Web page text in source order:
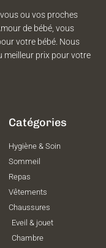
ou vos proches
de bébé, vous
votre bébé. Nous
meilleur prix pour votre
Catégories
Hygiène & Soin
Sommeil
Repas
Vêtements
Chaussures
Eveil & jouet
Chambre